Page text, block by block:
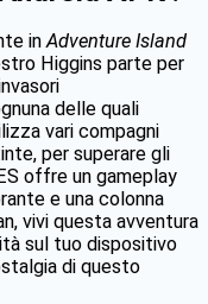
inAdventure Island
Higgins parte per
delle quali
vari compagni
per superare gli
offre un gameplay
e una colonna
vivi questa avventura
sul tuo dispositivo
di questo